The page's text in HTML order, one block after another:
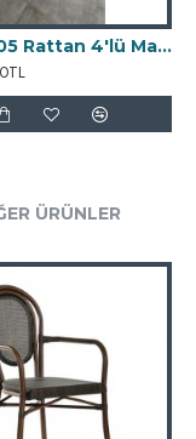
AVL 3405 Rattan 4'lü Masa Takımı
ÜRÜNLER